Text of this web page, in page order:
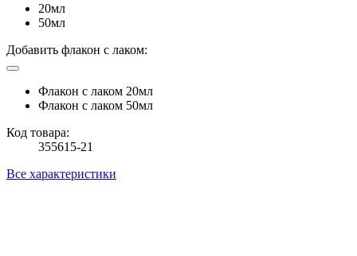
20мл
50мл
Добавить флакон с лаком:
Флакон с лаком 20мл
Флакон с лаком 50мл
Код товара:
355615-21
Все характеристики